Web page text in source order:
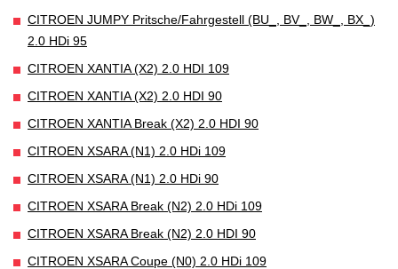
CITROEN JUMPY Pritsche/Fahrgestell (BU_, BV_, BW_, BX_)
2.0 HDi 95
CITROEN XANTIA (X2) 2.0 HDI 109
CITROEN XANTIA (X2) 2.0 HDI 90
CITROEN XANTIA Break (X2) 2.0 HDI 90
CITROEN XSARA (N1) 2.0 HDi 109
CITROEN XSARA (N1) 2.0 HDi 90
CITROEN XSARA Break (N2) 2.0 HDi 109
CITROEN XSARA Break (N2) 2.0 HDI 90
CITROEN XSARA Coupe (N0) 2.0 HDi 109